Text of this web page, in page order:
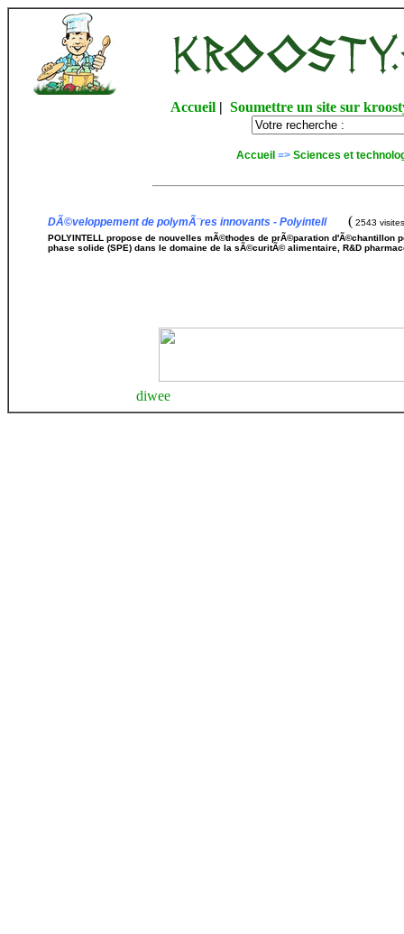
Accueil |Soumettre un site sur
Accueil => Sciences et
DÃ©veloppement de polymÃ¨res innovants - Polyintell( 2543
POLYINTELL propose de nouvelles mÃ©thodes de prÃ©paration
phase solide (SPE) dans le domaine de la sÃ©curitÃ© alimentaire, R&D
diwee